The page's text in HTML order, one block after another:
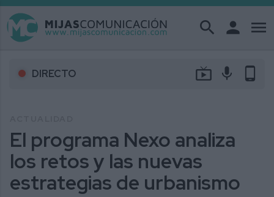
search person menu
DIRECTO live_tv mic phone_android
El programa Nexo analiza
los retos y las nuevas
estrategias de urbanismo